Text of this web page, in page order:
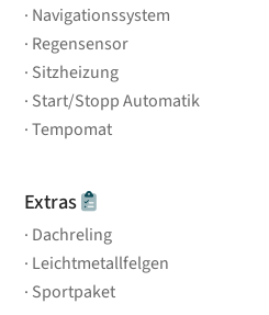
Navigationssystem
Regensensor
Sitzheizung
Start/Stopp Automatik
Tempomat
Extras
Dachreling
Leichtmetallfelgen
Sportpaket